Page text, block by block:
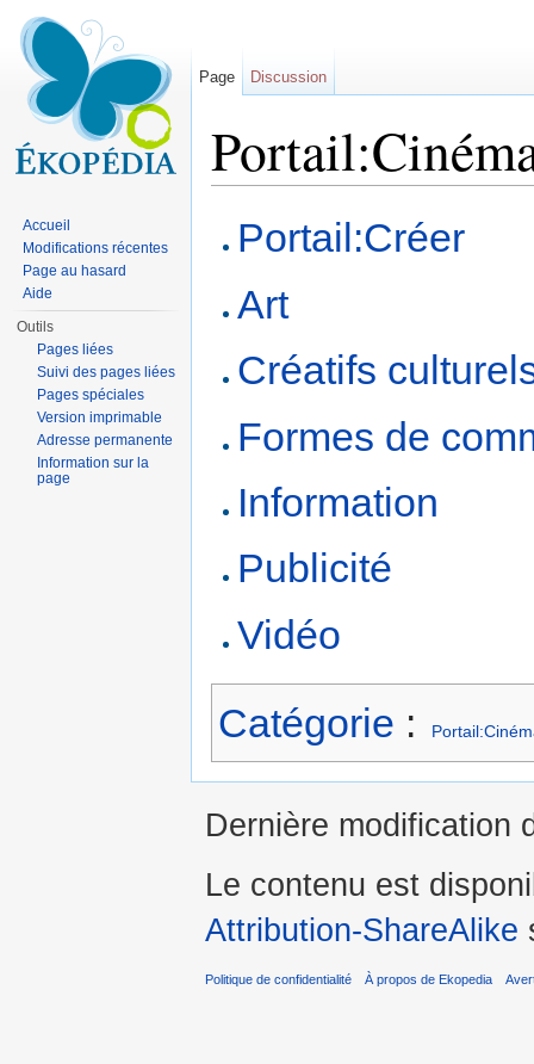
Portail:Créer
Art
Créatifs
Formes de
Information
Publicité
Vidéo
Catégorie :
Page Discussion
Accueil
Modifications récentes
Page au hasard
Aide
Outils
Pages liées
Suivi des pages liées
Pages spéciales
Version imprimable
Adresse permanente
Information sur la
page
Dernière modification
Le contenu est
Attribution-ShareAlike
Politique de confidentialité À propos de Ekopedia